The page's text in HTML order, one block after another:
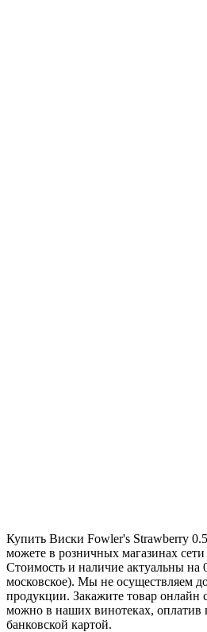
Купить Виски Fowler's Strawberry
можете в розничных магазинах
Стоимость и наличие актуальны на
московское). Мы не осуществляем
продукции. Закажите товар онлайн
можно в наших винотеках,
банковской картой.